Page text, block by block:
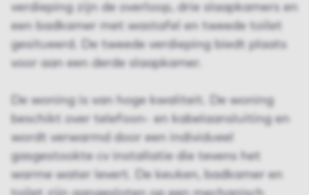
verdieping zijn de overloop, drie slaapkamers en
een badkamer met wastafel en tweede toilet
gesitueerd. De tweede verdieping biedt plaats
voor aan een derde slaapkamer.
De woning is van hoge kwaliteit. De woning
beschikt over telefoon- en kabelaansluiting en
wordt verwarmd door een individueel
gasgestookte cv installatie die tevens het
warme water levert. De keuken, badkamer en